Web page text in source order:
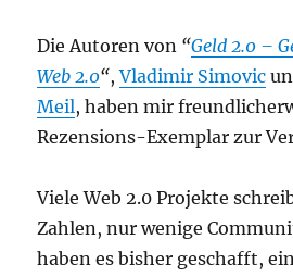
Die Autoren von “Geld 2.0 –
Web 2.0“,Vladimir Simovic
Meil, haben mir
Rezensions-Exemplar zur
Viele Web 2.0 Projekte
Zahlen, nur wenige
haben es bisher geschafft,